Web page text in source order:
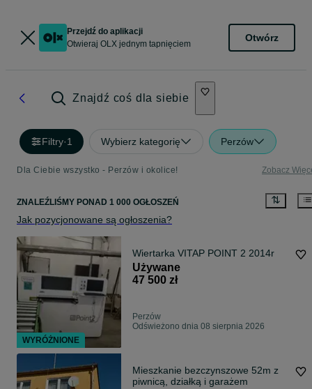
Przejdź do aplikacji
Otwieraj OLX jednym tapnięciem
Otwórz
Znajdź coś dla siebie
Filtry·1 Wybierz kategorię Perzów
Dla Ciebie wszystko - Perzów i okolice! Zobacz
ZNALEŹLIŚMY PONAD 1 000 OGŁOSZEŃ
Jak pozycjonowane są ogłoszenia?
Wiertarka VITAP POINT 2 2014r
Używane
47 500 zł
Perzów
Odświeżono dnia 08 sierpnia 2026
Mieszkanie bezczynszowe 52m z
piwnicą, działką i garażem
WYRÓŻNIONE